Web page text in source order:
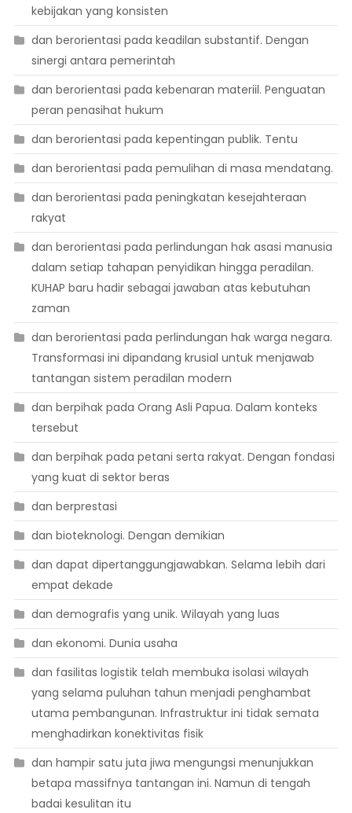
kebijakan yang konsisten
dan berorientasi pada keadilan substantif. Dengan
sinergi antara pemerintah
dan berorientasi pada kebenaran materiil. Penguatan
peran penasihat hukum
dan berorientasi pada kepentingan publik. Tentu
dan berorientasi pada pemulihan di masa mendatang.
dan berorientasi pada peningkatan kesejahteraan
rakyat
dan berorientasi pada perlindungan hak asasi manusia
dalam setiap tahapan penyidikan hingga peradilan.
KUHAP baru hadir sebagai jawaban atas kebutuhan
zaman
dan berorientasi pada perlindungan hak warga negara.
Transformasi ini dipandang krusial untuk menjawab
tantangan sistem peradilan modern
dan berpihak pada Orang Asli Papua. Dalam konteks
tersebut
dan berpihak pada petani serta rakyat. Dengan fondasi
yang kuat di sektor beras
dan berprestasi
dan bioteknologi. Dengan demikian
dan dapat dipertanggungjawabkan. Selama lebih dari
empat dekade
dan demografis yang unik. Wilayah yang luas
dan ekonomi. Dunia usaha
dan fasilitas logistik telah membuka isolasi wilayah
yang selama puluhan tahun menjadi penghambat
utama pembangunan. Infrastruktur ini tidak semata
menghadirkan konektivitas fisik
dan hampir satu juta jiwa mengungsi menunjukkan
betapa massifnya tantangan ini. Namun di tengah
badai kesulitan itu